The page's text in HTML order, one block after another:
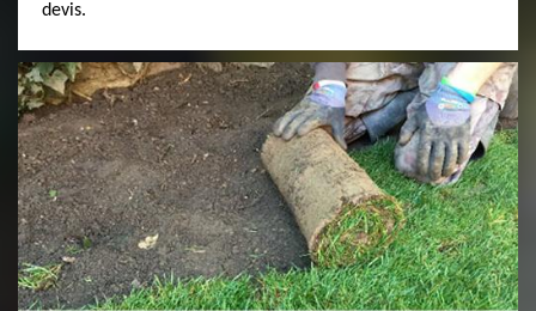
devis.